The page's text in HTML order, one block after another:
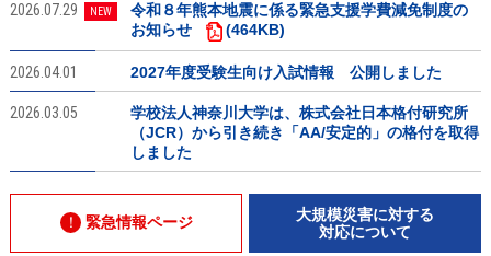
2026.07.29 NEW
令和８年熊本地震に係る緊急支援学費減免制度の
お知らせ
(464KB)
2026.04.01 2027年度受験生向け入試情報 公開しました
2026.03.05
学校法人神奈川大学は、株式会社日本格付研究所
（JCR）から引き続き「AA/安定的」の格付を取得
しました
緊急情報ページ
大規模災害に対する
対応について